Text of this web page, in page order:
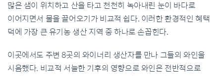
많은 샘이 위치하고 산을 타고 천천히 녹아내린 눈이 바다로
이어지면서 물을 끌어오기가 비교적 쉽다. 이러한 환경적인 혜택
덕에 가장 큰 유기농 생산 지역 중 하나로 손꼽힌다.
이곳에서도 주변 8곳의 와이너리 생산자를 만나 그들의 와인을
시음했다. 비교적 서늘한 기후의 영향으로 와인은 전반적으로